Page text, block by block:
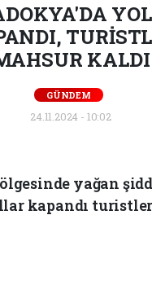
KALDI
GÜNDEM
24.11.2024 - 10:02
yağan
kapandı